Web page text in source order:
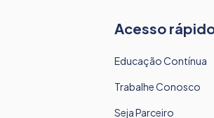
Acesso
Educação Contínua
Trabalhe Conosco
Seja Parceiro